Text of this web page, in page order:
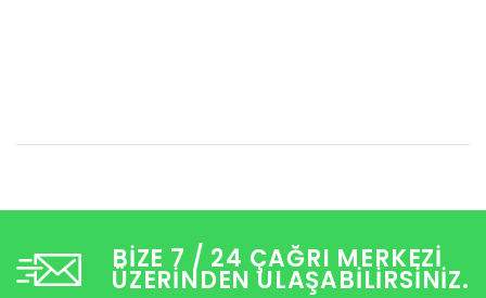
BIZE 7 / 24 ÇAĞRI MERKEZI
ÜZERINDEN ULAŞABILIRSINIZ.